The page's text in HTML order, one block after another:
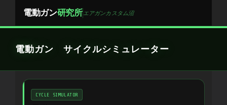
content
電動ガン研究所 エアガンカスタム沼
電動ガン サイクルシミュレーター
CYCLE SIMULATOR